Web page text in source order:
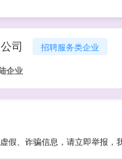
司 招聘服务类企业
企业
假、诈骗信息，请立即举报，